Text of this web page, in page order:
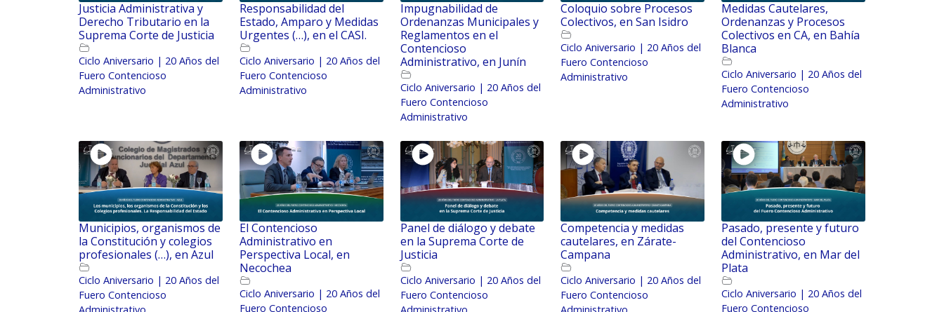
Justicia Administrativa y
Derecho Tributario en la
Suprema Corte de Justicia
Ciclo Aniversario | 20 Años del
Fuero Contencioso
Administrativo
Responsabilidad del
Estado, Amparo y Medidas
Urgentes (…), en el CASI.
Ciclo Aniversario | 20 Años del
Fuero Contencioso
Administrativo
Impugnabilidad de
Ordenanzas Municipales y
Reglamentos en el
Contencioso
Administrativo, en Junín
Ciclo Aniversario | 20 Años del
Fuero Contencioso
Administrativo
Coloquio sobre Procesos
Colectivos, en San Isidro
Ciclo Aniversario | 20 Años del
Fuero Contencioso
Administrativo
Medidas Cautelares,
Ordenanzas y Procesos
Colectivos en CA, en Bahía
Blanca
Ciclo Aniversario | 20 Años del
Fuero Contencioso
Administrativo
Municipios, organismos de
la Constitución y colegios
profesionales (…), en Azul
Ciclo Aniversario | 20 Años del
Fuero Contencioso
El Contencioso
Administrativo en
Perspectiva Local, en
Necochea
Ciclo Aniversario | 20 Años del
Fuero Contencioso
Panel de diálogo y debate
en la Suprema Corte de
Justicia
Ciclo Aniversario | 20 Años del
Fuero Contencioso
Competencia y medidas
cautelares, en Zárate-
Campana
Ciclo Aniversario | 20 Años del
Fuero Contencioso
Pasado, presente y futuro
del Contencioso
Administrativo, en Mar del
Plata
Ciclo Aniversario | 20 Años del
Fuero Contencioso